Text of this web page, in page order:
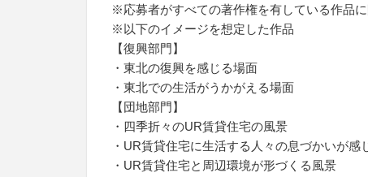
※応募者がすべての著作権を有している作品に
※以下のイメージを想定した作品
【復興部門】
・東北の復興を感じる場面
・東北での生活がうかがえる場面
【団地部門】
・四季折々のUR賃貸住宅の風景
・UR賃貸住宅に生活する人々の息づかいが感
・UR賃貸住宅と周辺環境が形づくる風景